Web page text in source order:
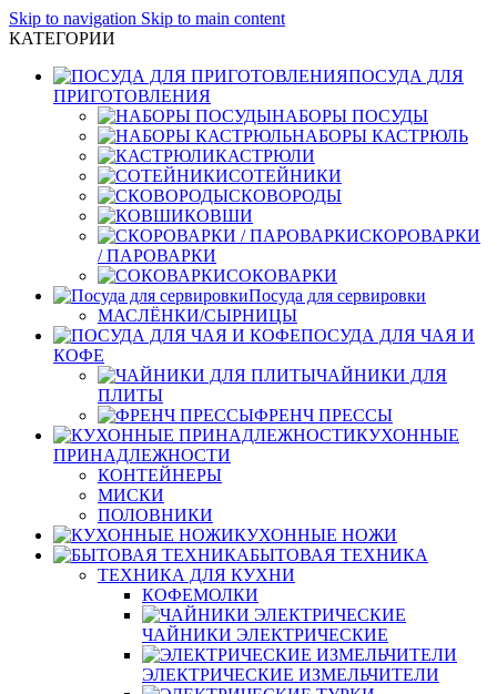
Skip to navigation Skip to main content
КАТЕГОРИИ
ПОСУДА ДЛЯ
ПРИГОТОВЛЕНИЯ
НАБОРЫ ПОСУДЫ
НАБОРЫ КАСТРЮЛЬ
КАСТРЮЛИ
СОТЕЙНИКИ
СКОВОРОДЫ
КОВШИ
СКОРОВАРКИ
/ ПАРОВАРКИ
СОКОВАРКИ
Посуда для сервировки
МАСЛЁНКИ/СЫРНИЦЫ
ПОСУДА ДЛЯ ЧАЯ И
КОФЕ
ЧАЙНИКИ ДЛЯ
ПЛИТЫ
ФРЕНЧ ПРЕССЫ
КУХОННЫЕ
ПРИНАДЛЕЖНОСТИ
КОНТЕЙНЕРЫ
МИСКИ
ПОЛОВНИКИ
КУХОННЫЕ НОЖИ
БЫТОВАЯ ТЕХНИКА
ТЕХНИКА ДЛЯ КУХНИ
КОФЕМОЛКИ
ЧАЙНИКИ ЭЛЕКТРИЧЕСКИЕ
ЭЛЕКТРИЧЕСКИЕ ИЗМЕЛЬЧИТЕЛИ